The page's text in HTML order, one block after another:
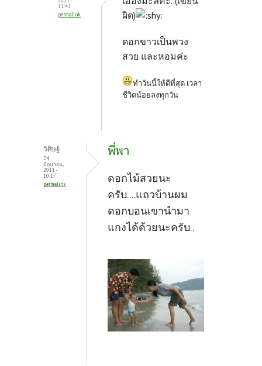
11:41
permalink
ผิด)
ดอกขาวเป็นพวง
สวย และหอมค่ะ
ทำวันนี้ให้ดีที่สุด เวลา
ชีวิตน้อยลงทุกวัน
วิศิษฐ์
24
มิถุนายน,
2011 -
10:17
permalink
พี่พา
ดอกไม้สวยนะ
ครับ....แถวบ้านผม
ดอกบอนเขานำมา
แกงได้ด้วยนะครับ..